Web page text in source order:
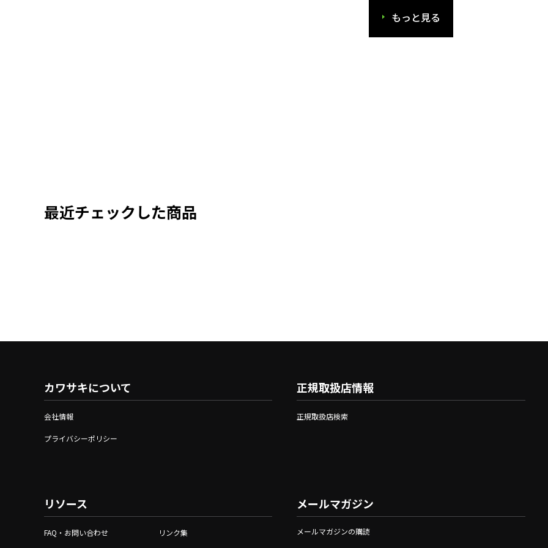
もっと見る
最近チェックした商品
カワサキについて
会社情報
プライバシーポリシー
リソース
FAQ・お問い合わせ リンク集
正規取扱店情報
正規取扱店検索
メールマガジン
メールマガジンの購読